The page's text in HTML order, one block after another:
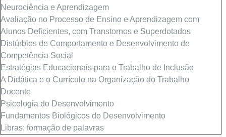
Neurociência e Aprendizagem
Avaliação no Processo de Ensino e Aprendizagem com
Alunos Deficientes, com Transtornos e Superdotados
Distúrbios de Comportamento e Desenvolvimento de
Competência Social
Estratégias Educacionais para o Trabalho de Inclusão
A Didática e o Currículo na Organização do Trabalho
Docente
Psicologia do Desenvolvimento
Fundamentos Biológicos do Desenvolvimento
Libras: formação de palavras